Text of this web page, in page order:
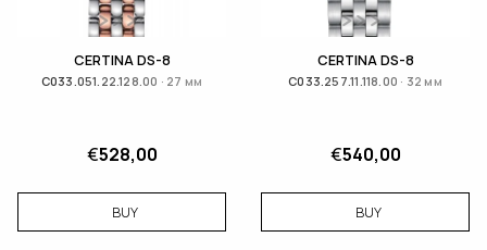
CERTINA DS-8
C033.051.22.128.00 · 27 мм
€528,00
BUY
CERTINA DS-8
C033.257.11.118.00 · 32 мм
€540,00
BUY